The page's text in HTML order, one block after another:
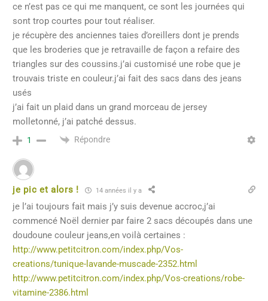
ce n’est pas ce qui me manquent, ce sont les journées qui
sont trop courtes pour tout réaliser.
je récupère des anciennes taies d’oreillers dont je prends
que les broderies que je retravaille de façon a refaire des
triangles sur des coussins.j’ai customisé une robe que je
trouvais triste en couleur.j’ai fait des sacs dans des jeans
usés
j’ai fait un plaid dans un grand morceau de jersey
molletonné, j’ai patché dessus.
1 Répondre
je pic et alors ! 14 années il y a
je l’ai toujours fait mais j’y suis devenue accroc,j’ai
commencé Noël dernier par faire 2 sacs découpés dans une
doudoune couleur jeans,en voilà certaines :
http://www.petitcitron.com/index.php/Vos-
creations/tunique-lavande-muscade-2352.html
http://www.petitcitron.com/index.php/Vos-creations/robe-
vitamine-2386.html